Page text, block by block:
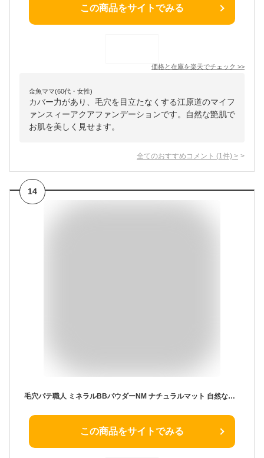
この商品をサイトでみる
価格と在庫を楽天でチェック >>
金魚ママ(60代・女性)
カバー力があり、毛穴を目立たなくする江原道のマイフ
ァンスィーアクアファンデーションです。自然な艶肌で
お肌を美しく見せます。
全てのおすすめコメント (1 件) >
14
毛穴パテ職人 ミネラルBBパウダーNM ナチュラルマット 自然な肌色 皮脂テカさんに 8.4グラム (x 1)
この商品をサイトでみる